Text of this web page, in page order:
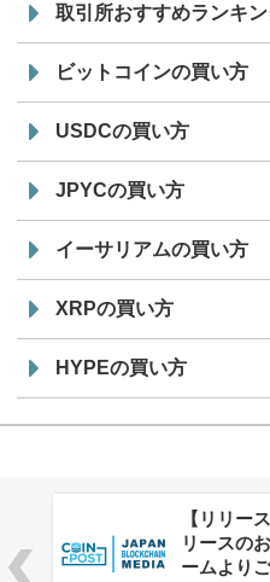
取引所おすすめランキ
ビットコインの買い方
USDCの買い方
JPYCの買い方
イーサリアムの買い方
XRPの買い方
HYPEの買い方
株式会社
ーバル
「